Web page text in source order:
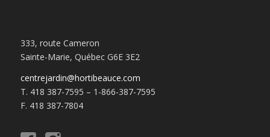
333, route Cameron
Sainte-Marie, Québec G6E 3E2
centrejardin@hortibeauce.com
T. 418 387-7595 – 1-866-387-7595
F. 418 387-7804